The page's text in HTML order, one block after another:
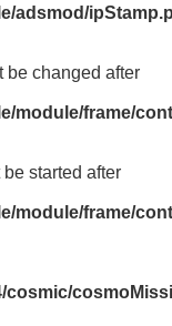
adsmod/
be changed after
module/frame/
started after
module/frame/
cosmic/